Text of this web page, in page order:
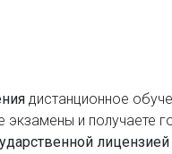
дистанционное
экзамены и получаете